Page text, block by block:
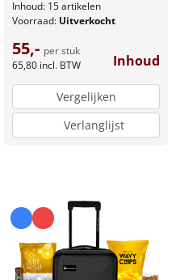
Inhoud: 15 artikelen
Voorraad: Uitverkocht
55,- per stuk
65,80 incl. BTW Inhoud
Vergelijken
Verlanglijst